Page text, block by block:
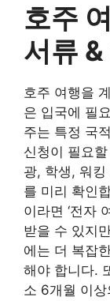
호주
서류 &
호주 여행을
은 입국에 필
주는 특정 국
신청이 필요
광, 학생, 워
를 미리 확인
이라면 ‘전자
받을 수 있지
에는 더 복잡
해야 합니다.
소 6개월 이